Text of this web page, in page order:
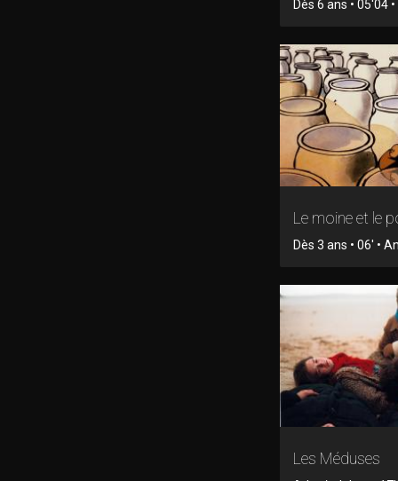
Dès 6 ans • 05'04
Le moine et le
Dès 3 ans • 06' •
Les Méduses